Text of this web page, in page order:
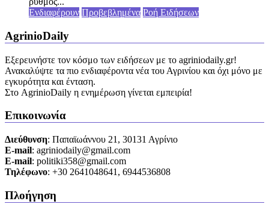
Ενδιαφέρουν Προβεβλημένα Ροή Ειδήσεων
AgrinioDaily
Εξερευνήστε τον κόσμο των ειδήσεων με το agriniodaily.gr!
Ανακαλύψτε τα πιο ενδιαφέροντα νέα του Αγρινίου και όχι μόνο με
εγκυρότητα και ένταση.
Στο AgrinioDaily η ενημέρωση γίνεται εμπειρία!
Επικοινωνία
Διεύθυνση: Παπαϊωάννου 21, 30131 Αγρίνιο
Ε-mail: agriniodaily@gmail.com
Ε-mail: politiki358@gmail.com
Τηλέφωνο: +30 2641048641, 6944536808
Πλοήγηση